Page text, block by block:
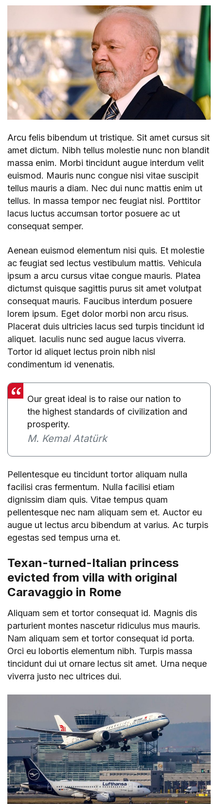
Arcu felis bibendum ut tristique. Sit amet cursus sit
amet dictum. Nibh tellus molestie nunc non blandit
massa enim. Morbi tincidunt augue interdum velit
euismod. Mauris nunc congue nisi vitae suscipit
tellus mauris a diam. Nec dui nunc mattis enim ut
tellus. In massa tempor nec feugiat nisl. Porttitor
lacus luctus accumsan tortor posuere ac ut
consequat semper.
Aenean euismod elementum nisi quis. Et molestie
ac feugiat sed lectus vestibulum mattis. Vehicula
ipsum a arcu cursus vitae congue mauris. Platea
dictumst quisque sagittis purus sit amet volutpat
consequat mauris. Faucibus interdum posuere
lorem ipsum. Eget dolor morbi non arcu risus.
Placerat duis ultricies lacus sed turpis tincidunt id
aliquet. Iaculis nunc sed augue lacus viverra.
Tortor id aliquet lectus proin nibh nisl
condimentum id venenatis.
Our great ideal is to raise our nation to
the highest standards of civilization and
prosperity.
M. Kemal Atatürk
Pellentesque eu tincidunt tortor aliquam nulla
facilisi cras fermentum. Nulla facilisi etiam
dignissim diam quis. Vitae tempus quam
pellentesque nec nam aliquam sem et. Auctor eu
augue ut lectus arcu bibendum at varius. Ac turpis
egestas sed tempus urna et.
Texan-turned-Italian princess
evicted from villa with original
Caravaggio in Rome
Aliquam sem et tortor consequat id. Magnis dis
parturient montes nascetur ridiculus mus mauris.
Nam aliquam sem et tortor consequat id porta.
Orci eu lobortis elementum nibh. Turpis massa
tincidunt dui ut ornare lectus sit amet. Urna neque
viverra justo nec ultrices dui.